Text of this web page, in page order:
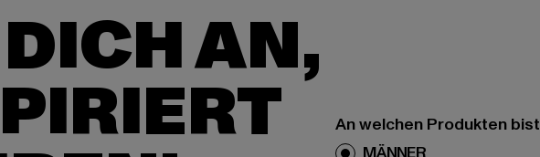
AN,
An welchen Produkten